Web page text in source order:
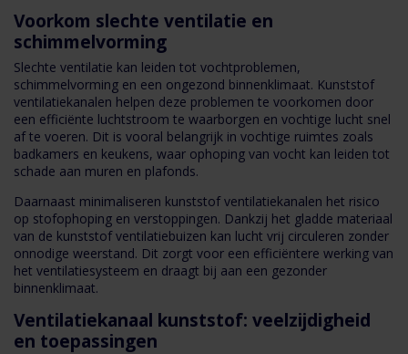
Voorkom slechte ventilatie en
schimmelvorming
Slechte ventilatie kan leiden tot vochtproblemen,
schimmelvorming en een ongezond binnenklimaat. Kunststof
ventilatiekanalen helpen deze problemen te voorkomen door
een efficiënte luchtstroom te waarborgen en vochtige lucht snel
af te voeren. Dit is vooral belangrijk in vochtige ruimtes zoals
badkamers en keukens, waar ophoping van vocht kan leiden tot
schade aan muren en plafonds.
Daarnaast minimaliseren kunststof ventilatiekanalen het risico
op stofophoping en verstoppingen. Dankzij het gladde materiaal
van de kunststof ventilatiebuizen kan lucht vrij circuleren zonder
onnodige weerstand. Dit zorgt voor een efficiëntere werking van
het ventilatiesysteem en draagt bij aan een gezonder
binnenklimaat.
Ventilatiekanaal kunststof: veelzijdigheid
en toepassingen